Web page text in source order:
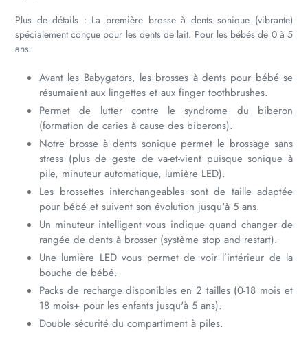
Plus de détails : La première brosse à dents sonique (vibrante)
spécialement conçue pour les dents de lait. Pour les bébés de 0 à 5
ans.
Avant les Babygators, les brosses à dents pour bébé se
résumaient aux lingettes et aux finger toothbrushes.
Permet de lutter contre le syndrome du biberon
(formation de caries à cause des biberons).
Notre brosse à dents sonique permet le brossage sans
stress (plus de geste de va-et-vient puisque sonique à
pile, minuteur automatique, lumière LED).
Les brossettes interchangeables sont de taille adaptée
pour bébé et suivent son évolution jusqu'à 5 ans.
Un minuteur intelligent vous indique quand changer de
rangée de dents à brosser (système stop and restart).
Une lumière LED vous permet de voir l’intérieur de la
bouche de bébé.
Packs de recharge disponibles en 2 tailles (0-18 mois et
18 mois+ pour les enfants jusqu'à 5 ans).
Double sécurité du compartiment à piles.